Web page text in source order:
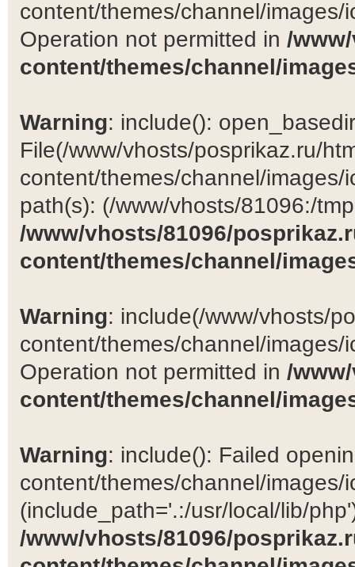
content/themes/channel/
Operation not permitted in /
content/themes/channel/
Warning: include():
File(/www/vhosts/posprikaz.ru/
content/themes/channel/
path(s): (/www/vhosts/81096:/
/www/vhosts/81096/
content/themes/channel/
Warning: include(/www/vhosts/
content/themes/channel/
Operation not permitted in /
content/themes/channel/
Warning: include(): Failed
content/themes/channel/images/
(include_path='.:/usr/local/lib/
/www/vhosts/81096/